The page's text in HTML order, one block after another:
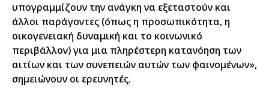
υπογραμμίζουν την ανάγκη να εξεταστούν και
άλλοι παράγοντες (όπως η προσωπικότητα, η
οικογενειακή δυναμική και το κοινωνικό
περιβάλλον) για μια πληρέστερη κατανόηση των
αιτίων και των συνεπειών αυτών των φαινομένων»,
σημειώνουν οι ερευνητές.